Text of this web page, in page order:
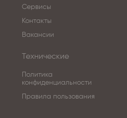
Сервисы
Контакты
Вакансии
Технические
Политика
конфиденциальности
Правила пользования